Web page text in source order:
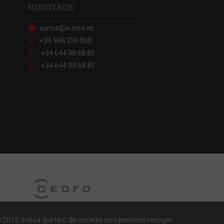
NOSOTROS
eunsa@eunsa.es
+34 948 256 850
+34 644 98 68 85
+34 644 98 68 85
Indica qué tipo de cookies nos permites recoger.